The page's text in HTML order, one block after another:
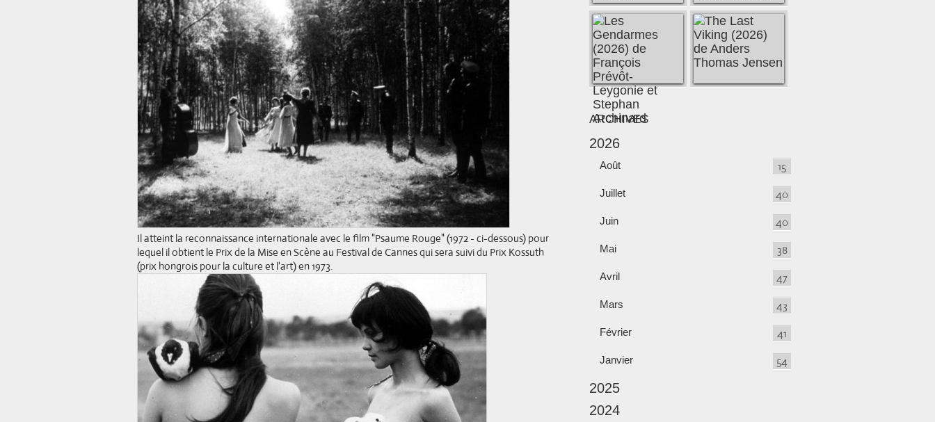
Il atteint la reconnaissance internationale avec le film "Psaume Rouge" (1972 - ci-dessous) pour
lequel il obtient le Prix de la Mise en Scène au Festival de Cannes qui sera suivi du Prix Kossuth
(prix hongrois pour la culture et l'art) en 1973.
ARCHIVES
2026
Août 15
Juillet 40
Juin 40
Mai 38
Avril 47
Mars 43
Février 41
Janvier 54
2025
2024